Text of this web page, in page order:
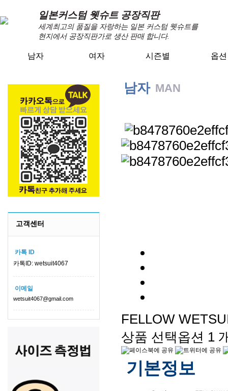
일본커스텀 웻슈트 공장직판
세계최고의 품질을 자랑하는 일본 커스텀 웻슈트를
현지에서 공장직판가로 생산 판매 합니다.
남자 여자 시즌별 옵션
고객센터
카톡 ID
카톡ID: wetsuit4067
이메일
wetsuit4067@gmail.com
남자 MAN
FELLOW
상품 선택옵션 1
기본정보